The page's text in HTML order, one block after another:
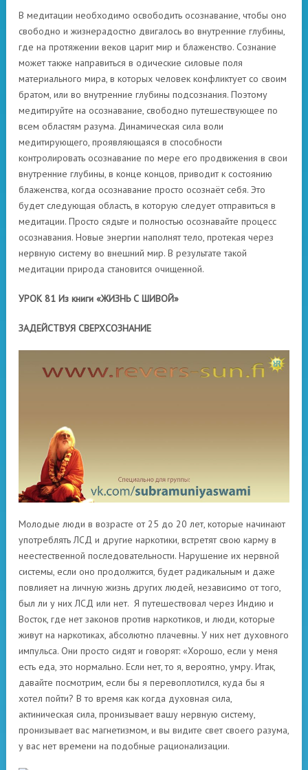
В медитации необходимо освободить осознавание, чтобы оно
свободно и жизнерадостно двигалось во внутренние глубины,
где на протяжении веков царит мир и блаженство. Сознание
может также направиться в одические силовые поля
материального мира, в которых человек конфликтует со своим
братом, или во внутренние глубины подсознания. Поэтому
медитируйте на осознавание, свободно путешествующее по
всем областям разума. Динамическая сила воли
медитирующего, проявляющаяся в способности
контролировать осознавание по мере его продвижения в свои
внутренние глубины, в конце концов, приводит к состоянию
блаженства, когда осознавание просто осознаёт себя. Это
будет следующая область, в которую следует отправиться в
медитации. Просто сядьте и полностью осознавайте процесс
осознавания. Новые энергии наполнят тело, протекая через
нервную систему во внешний мир. В результате такой
медитации природа становится очищенной.
УРОК 81 Из книги «ЖИЗНЬ С ШИВОЙ»
ЗАДЕЙСТВУЯ СВЕРХСОЗНАНИЕ
Молодые люди в возрасте от 25 до 20 лет, которые начинают
употреблять ЛСД и другие наркотики, встретят свою карму в
неестественной последовательности. Нарушение их нервной
системы, если оно продолжится, будет радикальным и даже
повлияет на личную жизнь других людей, независимо от того,
был ли у них ЛСД или нет. Я путешествовал через Индию и
Восток, где нет законов против наркотиков, и люди, которые
живут на наркотиках, абсолютно плачевны. У них нет духовного
импульса. Они просто сидят и говорят: «Хорошо, если у меня
есть еда, это нормально. Если нет, то я, вероятно, умру. Итак,
давайте посмотрим, если бы я перевоплотился, куда бы я
хотел пойти? В то время как когда духовная сила,
актиническая сила, пронизывает вашу нервную систему,
пронизывает вас магнетизмом, и вы видите свет своего разума,
у вас нет времени на подобные рационализации.